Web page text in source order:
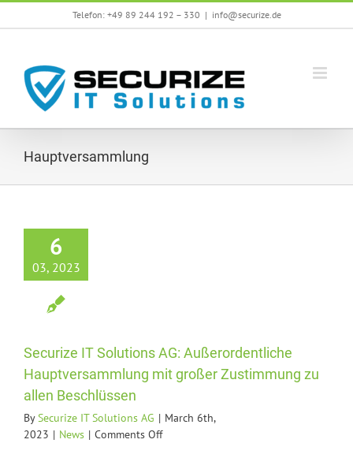
to
Telefon: +49 89 244 192 – 330 | info@securize.de
Hauptversammlung
6
03, 2023
Securize IT Solutions AG: Außerordentliche
Hauptversammlung mit großer Zustimmung zu
allen Beschlüssen
BySecurize IT Solutions AG | March 6th,
2023 | News | Comments Offon